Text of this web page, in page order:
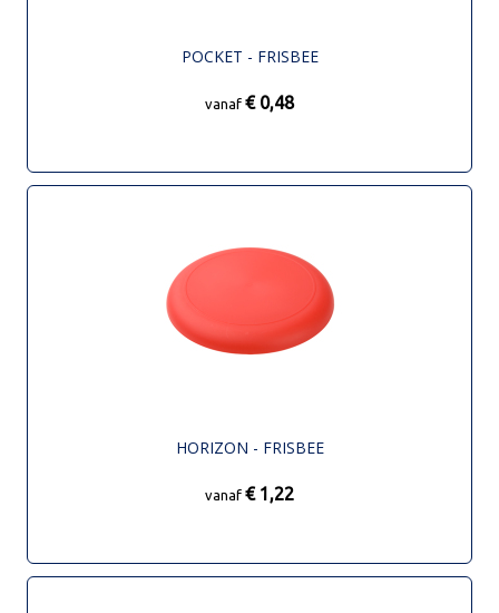
POCKET - FRISBEE
vanaf € 0,48
HORIZON - FRISBEE
vanaf € 1,22